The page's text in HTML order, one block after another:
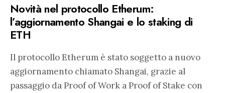
Novità nel protocollo Etherum:
l’aggiornamento Shangai e lo staking di
ETH
Il protocollo Etherum è stato soggetto a nuovo
aggiornamento chiamato Shangai, grazie al
passaggio da Proof of Work a Proof of Stake con